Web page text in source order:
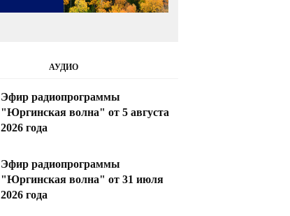
АУДИО
Эфир радиопрограммы
"Юргинская волна" от 5 августа
2026 года
Эфир радиопрограммы
"Юргинская волна" от 31 июля
2026 года